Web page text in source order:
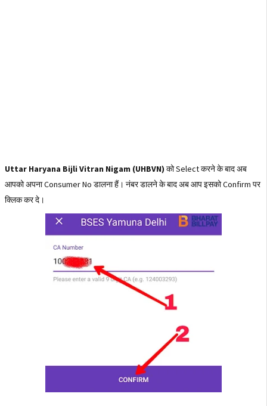
Uttar Haryana Bijli Vitran Nigam (UHBVN) को Select करने के बाद अब
आपको अपना Consumer No डालना हैं। नंबर डालने के बाद अब आप इसको Confirm पर
क्लिक कर दे।